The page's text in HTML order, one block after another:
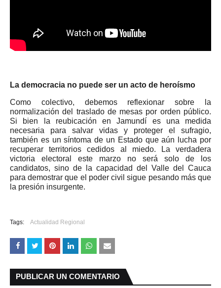
La democracia no puede ser un acto de heroísmo
Como colectivo, debemos reflexionar sobre la
normalización del traslado de mesas por orden público.
Si bien la reubicación en Jamundí es una medida
necesaria para salvar vidas y proteger el sufragio,
también es un síntoma de un Estado que aún lucha por
recuperar territorios cedidos al miedo. La verdadera
victoria electoral este marzo no será solo de los
candidatos, sino de la capacidad del Valle del Cauca
para demostrar que el poder civil sigue pesando más que
la presión insurgente.
Tags: Actualidad Regional
PUBLICAR UN COMENTARIO